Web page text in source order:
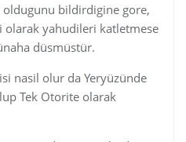
bildirdigine gore,
olarak yahudileri katletmese
düsmüstür.
nasil olur da Yeryüzünde
Tek Otorite olarak